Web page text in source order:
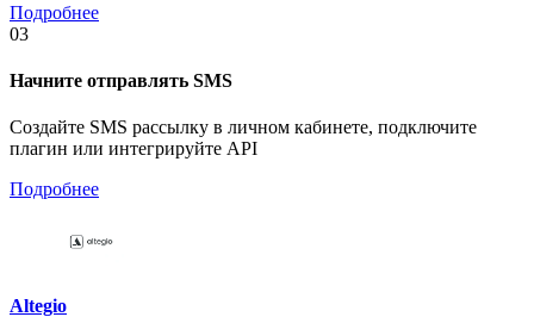
Подробнее
03
Начните отправлять SMS
Создайте SMS рассылку в личном кабинете, подключите
плагин или интегрируйте API
Подробнее
Altegio